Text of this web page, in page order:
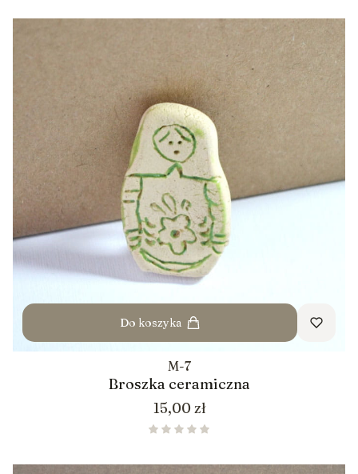
Do koszyka
M-7
Broszka ceramiczna
Cena
15,00 zł